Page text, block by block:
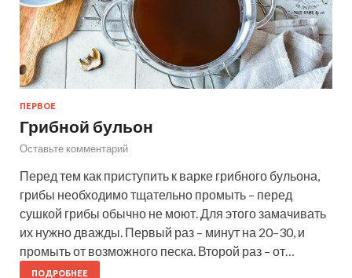
ПЕРВОЕ
Грибной бульон
Оставьте комментарий
Перед тем как приступить к варке грибного бульона,
грибы необходимо тщательно промыть – перед
сушкой грибы обычно не моют. Для этого замачивать
их нужно дважды. Первый раз – минут на 20–30, и
промыть от возможного песка. Второй раз – от…
ПОДРОБНЕЕ